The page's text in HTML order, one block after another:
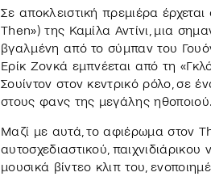
Σε αποκλειστική πρεμιέρα
Then») της Καμίλα Αντίνι, μια
βγαλμένη από το σύμπαν του
Ερίκ Ζονκά εμπνέεται από τη
Σουίντον στον κεντρικό ρόλο, σε
στους φανς της μεγάλης ηθοποιού.
Μαζί με αυτά, το αφιέρωμα στον
αυτοσχεδιαστικού,
μουσικά βίντεο κλιπ του,